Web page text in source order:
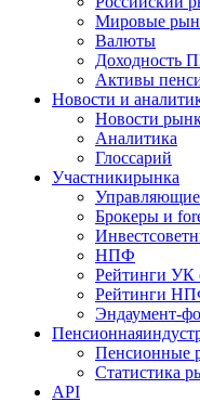
Мировые
Валюты
Доходность
Активы
Новости и
Новости
Аналитика
Глоссарий
Участникирынка
Брокеры и
НПФ
Рейтинги УК
Рейтинги
Эндаумент-
Пенсионная
Пенсионные
Статистика
API